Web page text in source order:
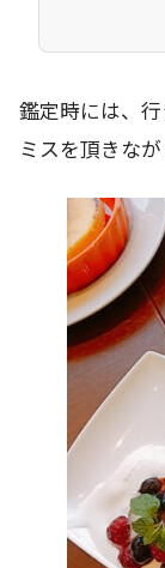
鑑定時には、
ミスを頂きな